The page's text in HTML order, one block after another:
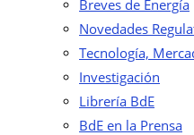
Breves de Energía
Novedades
Tecnología,
Investigación
Librería BdE
BdE en la Prensa